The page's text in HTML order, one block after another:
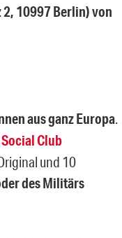
2, 10997 Berlin) von
aus ganz Europa.
Club
und 10
des Militärs